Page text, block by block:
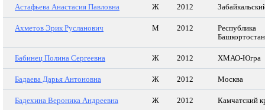
Астафьева Анастасия Павловна Ж 2012
Ахметов Эрик Русланович М 2012
Республика
Башкортостан
Бабинец Полина Сергеевна Ж 2012 ХМАО-Югра
Бадаева Дарья Антоновна Ж 2012 Москва
Бадехина Вероника Андреевна Ж 2012 Камчатский